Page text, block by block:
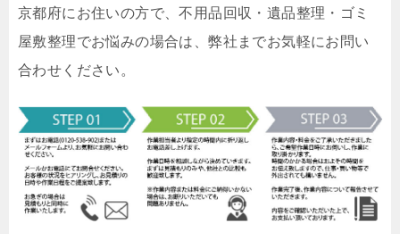
京都府にお住いの方で、不用品回収・遺品整理・ゴミ
屋敷整理でお悩みの場合は、弊社までお気軽にお問い
合わせください。